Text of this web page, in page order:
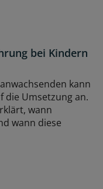
bei Kindern
kann
die Umsetzung an.
wann
wann diese